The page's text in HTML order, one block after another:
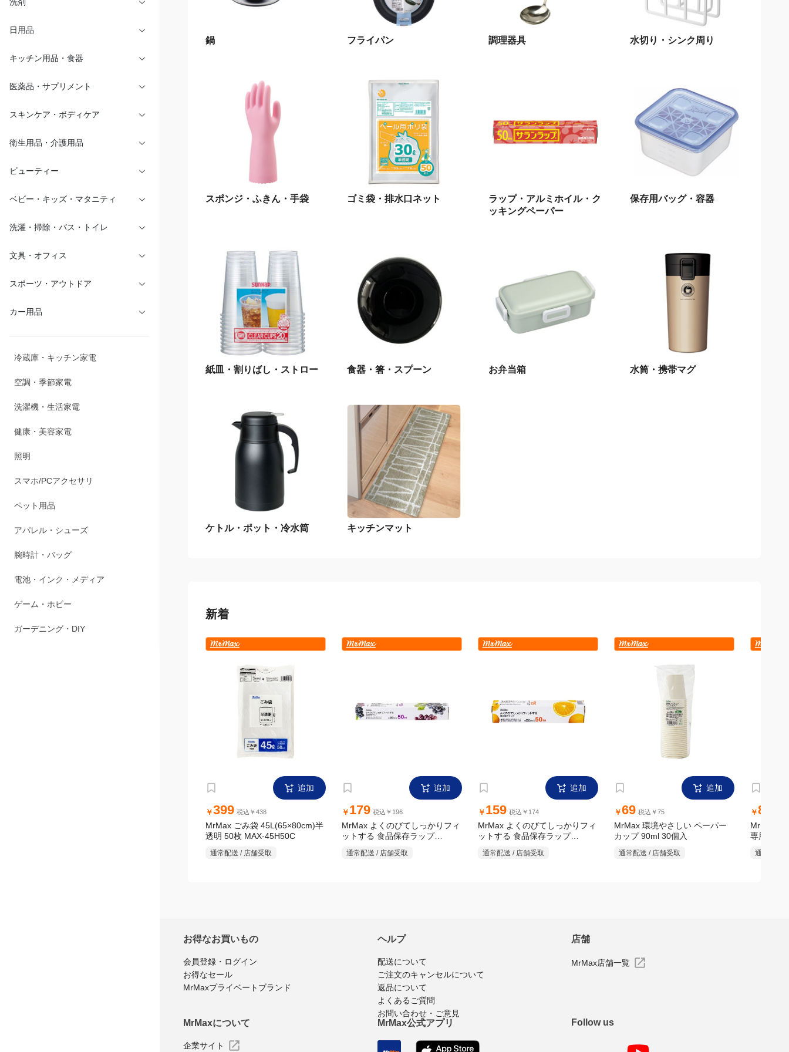
文具・オフィス
スポーツ・アウトドア
カー用品
冷蔵庫・キッチン家電
空調・季節家電
洗濯機・生活家電
健康・美容家電
鍋 フライパン 調理器具 水切り・シンク周り
スポンジ・ふきん・手袋 ゴミ袋・排水口ネット
ラップ・アルミホイル・ク
ッキングペーパー
保存用バッグ・容器
紙皿・割りばし・ストロー 食器・箸・スプーン お弁当箱 水筒・携帯マグ
新着
追加
￥ 399 税込￥438
MrMax ごみ袋 45L(65×80cm)半
透明 50枚 MAX-45H50C
追加
￥ 179 税込￥196
MrMax よくのびてしっかりフィ
ットする 食品保存ラップ
30cm×50m
追加
￥ 159 税込￥174
MrMax よくのびてしっかりフィ
ットする 食品保存ラップ
22cm×50m
追加
￥ 69 税込￥75
MrMax 環境やさしい ペーパー
カップ 90ml 30個入
￥
MrMax ゆ
専用
お得なお買いもの
会員登録・ログイン
お得なセール
MrMaxプライベートブランド
ヘルプ
配送について
ご注文のキャンセルについて
返品について
よくあるご質問
お問い合わせ・ご意見
店舗
MrMax店舗一覧
MrMaxについて
企業サイト
MrMax公式アプリ Follow us